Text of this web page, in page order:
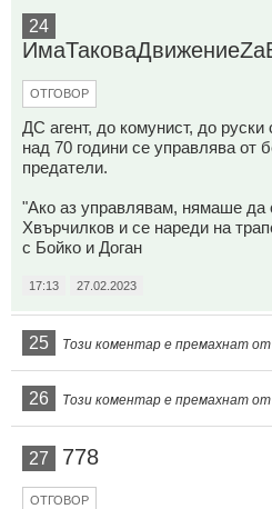
24
ОТГОВОР
ДС агент, до комунист, до
над 70 години се управлява от
предатели.
"Ако аз управлявам, нямаше да
Хвърчилков и се нареди на
с Бойко и Доган
17:13 27.02.2023
25 Този коментар е премахнат
26 Този коментар е премахнат
27 778
ОТГОВОР